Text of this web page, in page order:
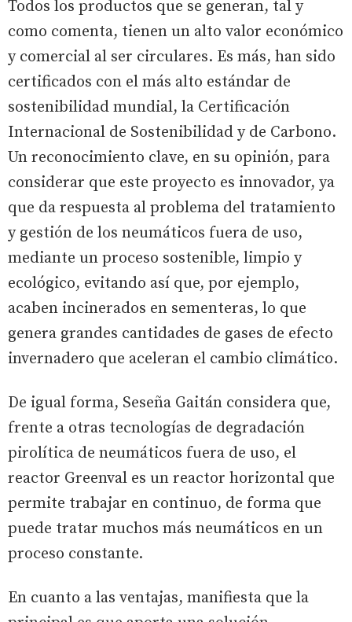
Todos los productos que se generan, tal y
como comenta, tienen un alto valor económico
y comercial al ser circulares. Es más, han sido
certificados con el más alto estándar de
sostenibilidad mundial, la Certificación
Internacional de Sostenibilidad y de Carbono.
Un reconocimiento clave, en su opinión, para
considerar que este proyecto es innovador, ya
que da respuesta al problema del tratamiento
y gestión de los neumáticos fuera de uso,
mediante un proceso sostenible, limpio y
ecológico, evitando así que, por ejemplo,
acaben incinerados en sementeras, lo que
genera grandes cantidades de gases de efecto
invernadero que aceleran el cambio climático.
De igual forma, Seseña Gaitán considera que,
frente a otras tecnologías de degradación
pirolítica de neumáticos fuera de uso, el
reactor Greenval es un reactor horizontal que
permite trabajar en continuo, de forma que
puede tratar muchos más neumáticos en un
proceso constante.
En cuanto a las ventajas, manifiesta que la